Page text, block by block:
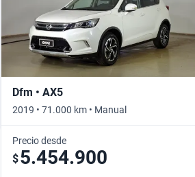
Dfm • AX5
2019 • 71.000 km • Manual
Precio desde
$5.454.900